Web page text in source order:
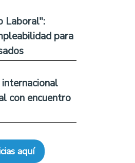
Laboral":
para
con encuentro
aquí